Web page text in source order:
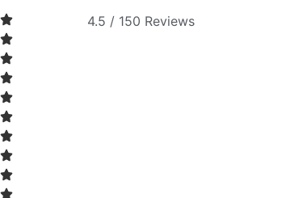
4.5 / 150 Reviews